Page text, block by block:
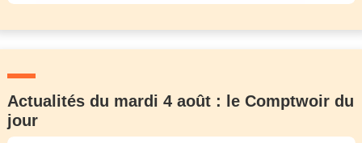
Actualités du mardi 4 août : le Comptwoir du
jour